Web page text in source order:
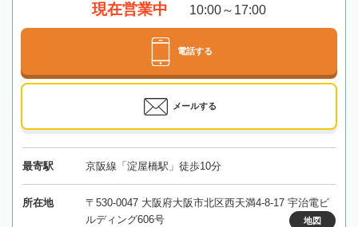
現在営業中 10:00～17:00
電話する
メールする
最寄駅 京阪線「淀屋橋駅」徒歩10分
所在地
〒530-0047 大阪府大阪市北区西天満4-8-17 宇治電ビ
ルディング606号
地図